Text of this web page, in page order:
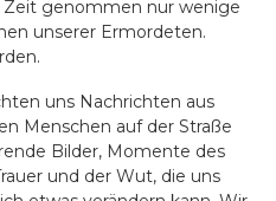
genommen nur wenige
unserer Ermordeten.
uns Nachrichten aus
Menschen auf der Straße
Bilder, Momente des
und der Wut, die uns